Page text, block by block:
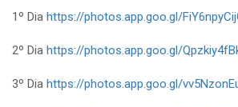
1º Dia https://photos.app.goo.gl/
2º Dia https://photos.app.goo.gl/
3º Dia https://photos.app.goo.gl/